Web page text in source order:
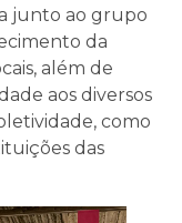
junto ao grupo
da
além de
aos diversos
como
das